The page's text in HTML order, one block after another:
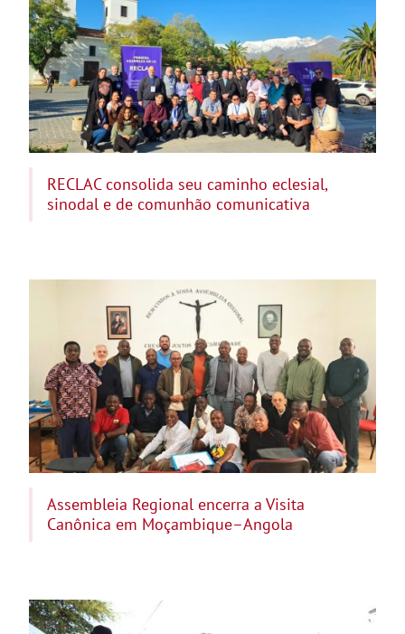
RECLAC consolida seu caminho eclesial,
sinodal e de comunhão comunicativa
Assembleia Regional encerra a Visita
Canônica em Moçambique–Angola